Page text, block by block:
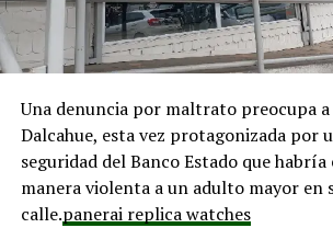
y el cierre perimetral del Club
fundamentales para el desarrollo
situación similar, señalando que en su
proyectos elegibles tanto en PMU como
que hasta la fecha no han recibido
si se entregarán los recursos.
estos son proyectos que vienen
Una denuncia por maltrato preocupa
Dalcahue, esta vez protagonizada por
seguridad del Banco Estado que habría
manera violenta a un adulto mayor en
calle.panerai replica watches